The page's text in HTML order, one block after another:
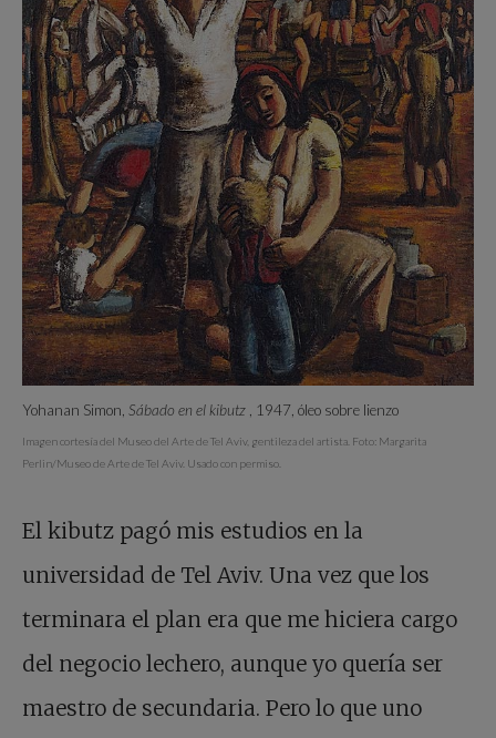
Yohanan Simon, Sábado en el kibutz , 1947, óleo sobre lienzo
Imagen cortesía del Museo del Arte de Tel Aviv, gentileza del artista. Foto: Margarita
Perlin/Museo de Arte de Tel Aviv. Usado con permiso.
El kibutz pagó mis estudios en la
universidad de Tel Aviv. Una vez que los
terminara el plan era que me hiciera cargo
del negocio lechero, aunque yo quería ser
maestro de secundaria. Pero lo que uno